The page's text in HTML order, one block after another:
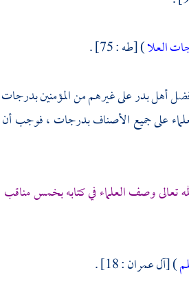
العلا) [طه : 75] .
أهل بدرعلى غيرهم من المؤمنين
على جميع الأصناف بدرجات ، فوجب
تعالى وصف العلماء في كتابه بخمس مناقب
) [آل عمران : 18] .